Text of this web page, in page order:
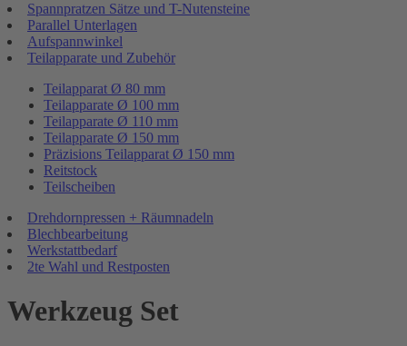
Spannpratzen Sätze und T-Nutensteine
Parallel Unterlagen
Aufspannwinkel
Teilapparate und Zubehör
Teilapparat Ø 80 mm
Teilapparate Ø 100 mm
Teilapparate Ø 110 mm
Teilapparate Ø 150 mm
Präzisions Teilapparat Ø 150 mm
Reitstock
Teilscheiben
Drehdornpressen + Räumnadeln
Blechbearbeitung
Werkstattbedarf
2te Wahl und Restposten
Werkzeug Set